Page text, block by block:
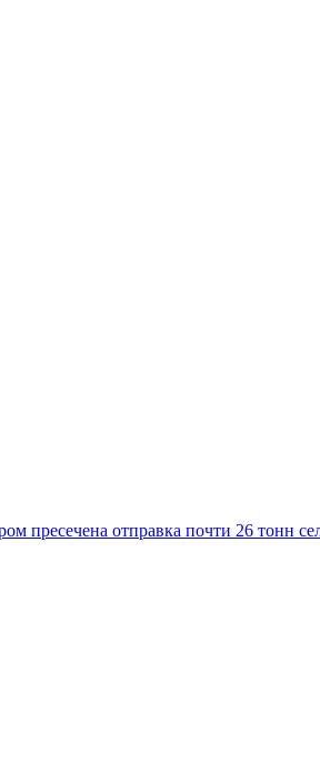
пресечена отправка почти 26 тонн